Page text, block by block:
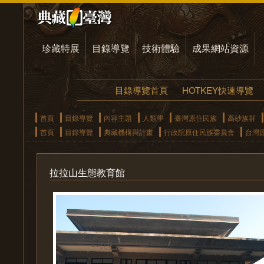
珍藏特展 目錄導覽 技術體驗 成果網站資源
目錄導覽首頁 HOTKEY快速導覽
首頁 目錄導覽 內容主題 人類學 臺灣原住民族
高砂族群
首頁
目錄導覽 典藏機構與計畫 行政院原住民族委員會 台灣
拉拉山生態教育館